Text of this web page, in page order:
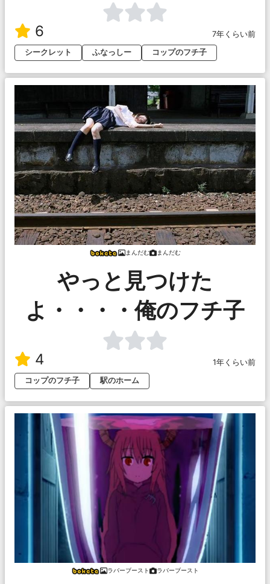
6
7年くらい前
シークレット
ふなっしー コップのフチ子
まんだむ まんだむ
やっと見つけた
よ・・・・俺のフチ子
4
1年くらい前
コップのフチ子
駅のホーム
ラバーブースト ラバーブースト